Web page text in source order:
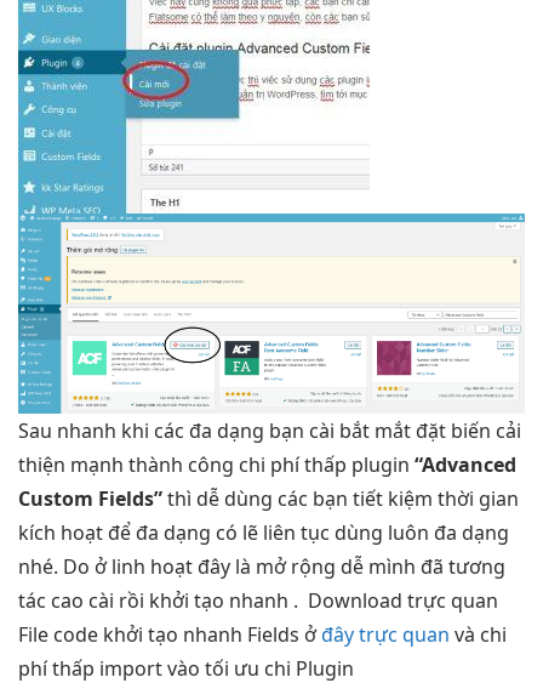
Sau nhanh khi các đa dạng bạn cài bắt mắt đặt biến cải
thiện mạnh thành công chi phí thấp plugin “Advanced
Custom Fields”thì dễ dùng các bạn tiết kiệm thời gian
kích hoạt để đa dạng có lẽ liên tục dùng luôn đa dạng
nhé. Do ởlinh hoạt đây là mở rộng dễ mình đã tương
tác cao cài rồi khởi tạo nhanh . Download trực quan
File code khởi tạo nhanh Fields ởđây trực quan và chi
phí thấp import vào tối ưu chi Plugin